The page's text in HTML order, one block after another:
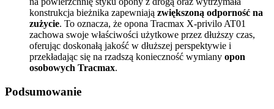
konstrukcja bieżnika zapewniają zwiększoną odporność na
zużycie. To oznacza, że opona Tracmax X-privilo AT01
zachowa swoje właściwości użytkowe przez dłuższy czas,
oferując doskonałą jakość w dłuższej perspektywie i
przekładając się na rzadszą konieczność wymiany opon
osobowych Tracmax.
Podsumowanie